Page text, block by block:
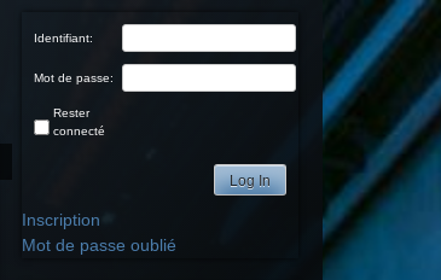
Identifiant:
Mot de passe:
Rester
connecté
Log In
Inscription
Mot de passe oublié